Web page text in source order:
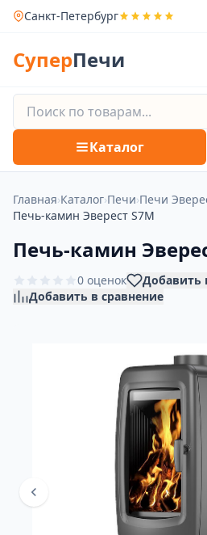
Санкт-Петербург
СуперПечи
Каталог
Главная›Каталог›Печи›Печи
Печь-камин Эверест S7М
Печь-камин
0 оценок
Добавить
Добавить в сравнение